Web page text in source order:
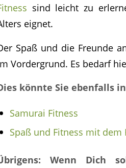
sind leicht zu
eignet.
Spaß und die Freunde
Vordergrund. Es bedarf
könnte Sie ebenfalls
Samurai Fitness
Spaß und Fitness mit dem
Wenn Dich